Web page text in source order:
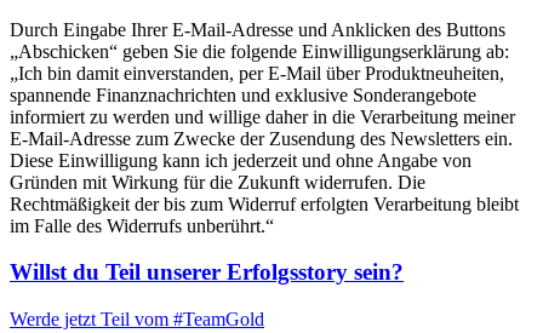
Durch Eingabe Ihrer E-Mail-Adresse und Anklicken des Buttons
„Abschicken“ geben Sie die folgende Einwilligungserklärung ab:
„Ich bin damit einverstanden, per E-Mail über Produktneuheiten,
spannende Finanznachrichten und exklusive Sonderangebote
informiert zu werden und willige daher in die Verarbeitung meiner
E-Mail-Adresse zum Zwecke der Zusendung des Newsletters ein.
Diese Einwilligung kann ich jederzeit und ohne Angabe von
Gründen mit Wirkung für die Zukunft widerrufen. Die
Rechtmäßigkeit der bis zum Widerruf erfolgten Verarbeitung bleibt
im Falle des Widerrufs unberührt.“
Willst du Teil unserer Erfolgsstory sein?
Werde jetzt Teil vom #TeamGold